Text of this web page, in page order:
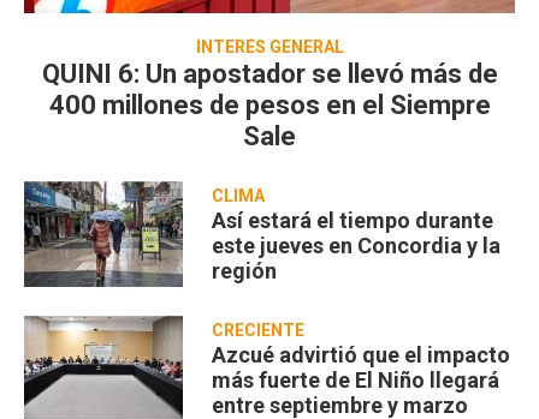
INTERÉS GENERAL
QUINI 6: Un apostador se llevó más de
400 millones de pesos en el Siempre
Sale
CLIMA
Así estará el tiempo durante
este jueves en Concordia y la
región
CRECIENTE
Azcué advirtió que el impacto
más fuerte de El Niño llegará
entre septiembre y marzo